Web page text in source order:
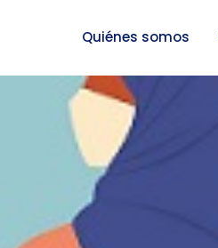
Quiénes somos